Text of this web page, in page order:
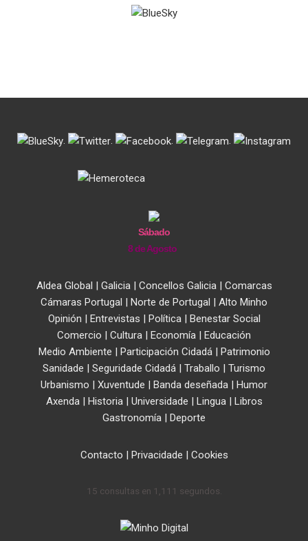
. . . .
Sábado
8 de Agosto
Aldea Global | Galicia| Concellos Galicia| Comarcas
Cámaras Portugal | Norte de Portugal | Alto Minho
Opinión | Entrevistas | Política| Benestar Social
Comercio | Cultura | Economía | Educación
Medio Ambiente | Participación Cidadá| Patrimonio
Sanidade | Seguridade Cidadá | Traballo | Turismo
Urbanismo | Xuventude | Banda deseñada | Humor
Axenda| Historia| Universidade | Lingua| Libros
Gastronomía | Deporte
Contacto | Privacidade | Cookies
15 consultas en 1,111 segundos.